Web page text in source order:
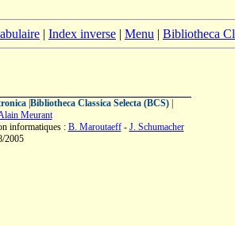
| Index inverse | Menu | Bibliotheca
| Bibliotheca Classica Selecta (BCS)|
Meurant
informatiques : B. Maroutaeff- J. Schumacher
2005